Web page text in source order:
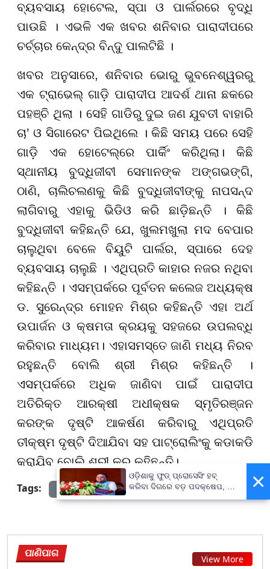
ବ୍ୟବସାୟ ହୋଟେଲ, ସ୍ପା ଓ ପାର୍ଲରରେ ବୃଦ୍ଧି
ପାଉଛି । ଏଭଳି ଏକ ଖବର ଶନିବାର ପାରାଦୀପରେ
ଚର୍ଚ୍ଚାର କେନ୍ଦ୍ର ବିନ୍ଦୁ ପାଲଟିଛି ।
ଖବର ଅନୁସାରେ, ଶନିବାର ଭୋରୁ ଭୁବନେଶ୍ୱରରୁ
ଏକ ଟ୍ରାଭେଲ୍ ଗାଡ଼ି ପାରାଦୀପ ଆଦର୍ଶ ଥାନା ଛକରେ
ପହଞ୍ଚି ଥିଲା । ସେହି ଗାଡିରୁ ଦୁଇ ଜଣ ଯୁବତୀ ବାହାରି
ଚା’ ଓ ସିଗାରେଟ ପିଇଥିଲେ । କିଛି ସମୟ ପରେ ସେହି
ଗାଡ଼ି ଏକ ହୋଟେଲ୍ରେ ପାର୍କିଂ କରିଥିଲା। କିଛି
ସ୍ଥାନୀୟ ବୁଦ୍ଧିଜୀବୀ ସେମାନଙ୍କ ଅଙ୍ଗଭଙ୍ଗି,
ଠାଣି, ଚାଲିଚଲଣକୁ କିଛି ବୁଦ୍ଧିଜୀବୀଙ୍କୁ ନାପସନ୍ଦ
ଲାଗିବାରୁ ଏହାକୁ ଭିଡିଓ କରି ଛାଡ଼ିଛନ୍ତି । କିଛି
ବୁଦ୍ଧିଜୀବୀ କହିଛନ୍ତି ଯେ, ଖୁଲମଖୁଲା ମଦ ବେପାର
ଚାଲୁଥିବା ବେଳେ ବିୟୁଟି ପାର୍ଲର, ସ୍ପାରେ ଦେହ
ବ୍ୟବସାୟ ଚାଲୁଛି । ଏଥିପ୍ରତି କାହାର ନଜର ନଥିବା
କହିଛନ୍ତି । ଏସମ୍ପର୍କରେ ପୂର୍ବତନ କଲେଜ ଅଧ୍ୟକ୍ଷ
ଡ. ସୁରେନ୍ଦ୍ର ମୋହନ ମିଶ୍ର କହିଛନ୍ତି ଏହା ଅର୍ଥ
ଉପାର୍ଜନ ଓ କ୍ଷମତା କ୍ରୟକୁ ସହଜରେ ଉପଲବ୍ଧି
କରିବାର ମାଧ୍ୟମ। ଏହାସମସ୍ତେ ଜାଣି ମଧ୍ୟ ନିରବ
ରହୁଛନ୍ତି ବୋଲି ଶ୍ରୀ ମିଶ୍ର କହିଛନ୍ତି ।
ଏସମ୍ପର୍କରେ ଅଧିକ ଜାଣିବା ପାଇଁ ପାରାଦୀପ
ଅତିରିକ୍ତ ଆରକ୍ଷୀ ଅଧୀକ୍ଷକ ସ୍ମୃତିରଞ୍ଜନ
କରଙ୍କ ଦୃଷ୍ଟି ଆକର୍ଷଣ କରିବାରୁ ଏଥିପ୍ରତି
ତୀକ୍ଷ୍ମ ଦୃଷ୍ଟି ଦିଆଯିବା ସହ ପାଟ୍ରୋଲିଂକୁ କଡାକଡି
କରାଯିବ ବୋଲି ଶ୍ରୀ କର କହିଛନ୍ତି।
Tags:
prameyanews7
ପାଣିପାଗ View More
×
ଓଡ଼ିଶାକୁ ଫୁଡ୍ ପ୍ରୋସେସିଂ ହବ୍
କରିବା ଦିଗରେ ବଡ଼ ପଦକ୍ଷେପ, ୪୨
ହଜାରରୁ ଅଧିକ ନିଯୁକ୍ତି ସୁଯୋଗ